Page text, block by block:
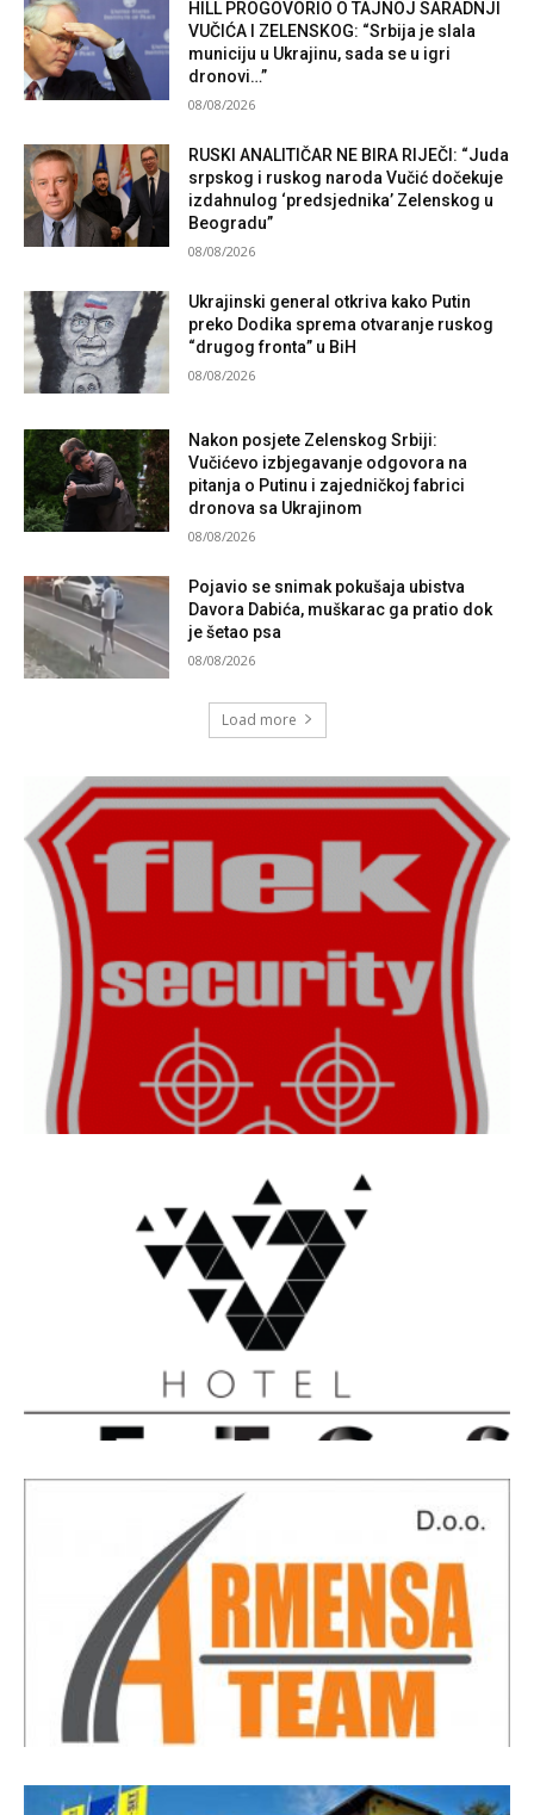
HILL PROGOVORIO O TAJNOJ SARADNJI
VUČIĆA I ZELENSKOG: “Srbija je slala
municiju u Ukrajinu, sada se u igri
dronovi…”
08/08/2026
RUSKI ANALITIČAR NE BIRA RIJEČI: “Juda
srpskog i ruskog naroda Vučić dočekuje
izdahnulog ‘predsjednika’ Zelenskog u
Beogradu”
08/08/2026
Ukrajinski general otkriva kako Putin
preko Dodika sprema otvaranje ruskog
“drugog fronta” u BiH
08/08/2026
Nakon posjete Zelenskog Srbiji:
Vučićevo izbjegavanje odgovora na
pitanja o Putinu i zajedničkoj fabrici
dronova sa Ukrajinom
08/08/2026
Pojavio se snimak pokušaja ubistva
Davora Dabića, muškarac ga pratio dok
je šetao psa
08/08/2026
Load more